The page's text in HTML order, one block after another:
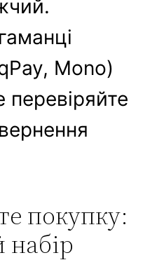
Mono)
перевіряйте
покупку: